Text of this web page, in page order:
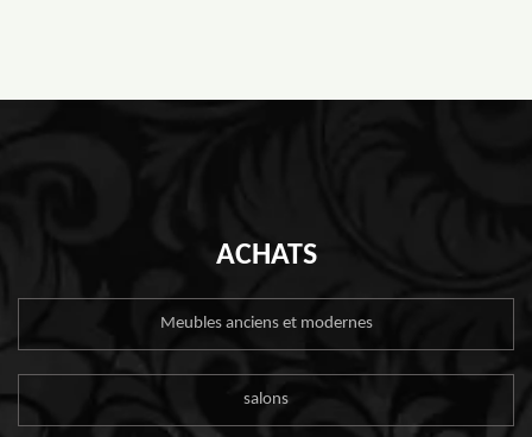
ACHATS
Meubles anciens et modernes
salons